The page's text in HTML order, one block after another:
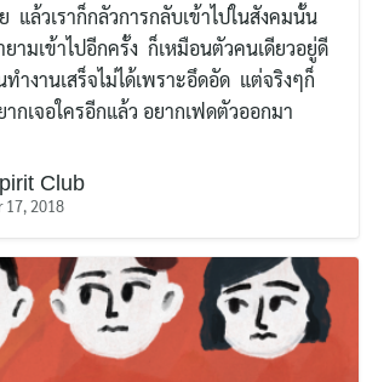
แล้วเราก็กลัวการกลับเข้าไปในสังคมนั้น
ยามเข้าไปอีกครั้ง ก็เหมือนตัวคนเดียวอยู่ดี
ำงานเสร็จไม่ได้เพราะอึดอัด แต่จริงๆก็
กเจอใครอีกแล้ว อยากเฟดตัวออกมา
Club
17, 2018